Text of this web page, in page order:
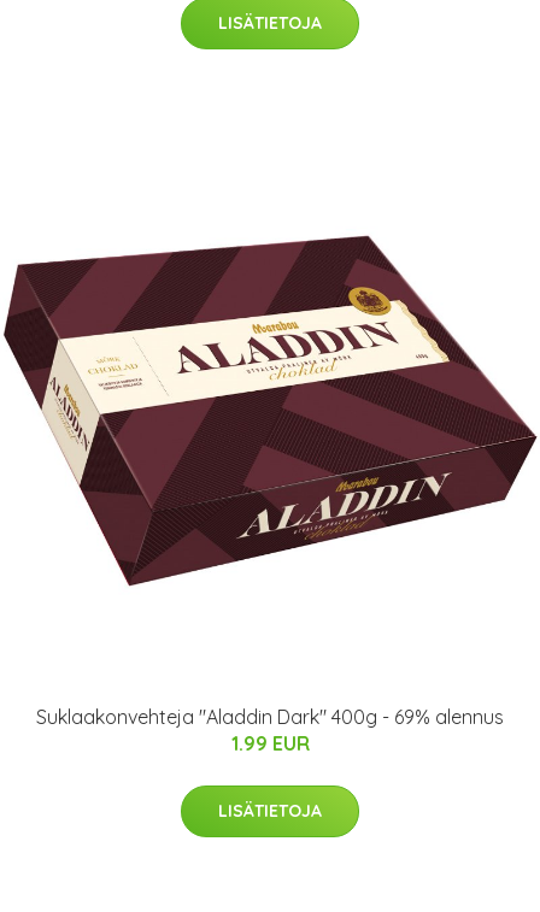
LISÄTIETOJA
Suklaakonvehteja "Aladdin Dark" 400g - 69% alennus
1.99 EUR
LISÄTIETOJA